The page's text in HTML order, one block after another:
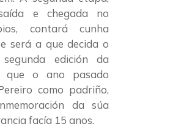
e chegada no
contará cunha
será a que decida o
edición da
que o ano pasado
como padriño,
da súa
facía 15 anos.